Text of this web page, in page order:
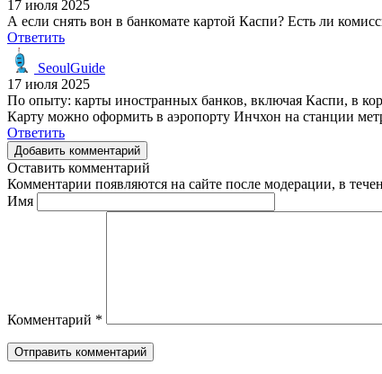
17 июля 2025
А если снять вон в банкомате картой Каспи? Есть ли
Ответить
SeoulGuide
17 июля 2025
По опыту: карты иностранных банков, включая Каспи, в
Карту можно оформить в аэропорту Инчхон на станции
Ответить
Добавить комментарий
Оставить комментарий
Комментарии появляются на сайте после модерации, в
Имя
Комментарий *